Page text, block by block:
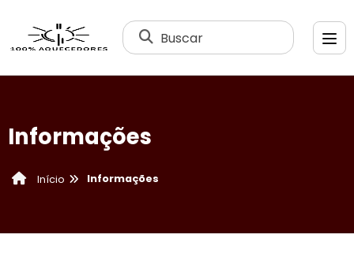
Buscar
Informações
Início Informações